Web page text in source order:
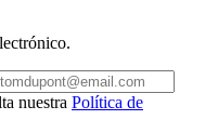
nuestra Política de